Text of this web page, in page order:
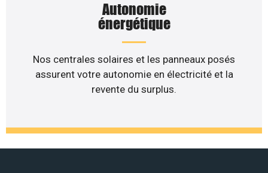
Autonomie
énergétique
Nos centrales solaires et les panneaux posés
assurent votre autonomie en électricité et la
revente du surplus.